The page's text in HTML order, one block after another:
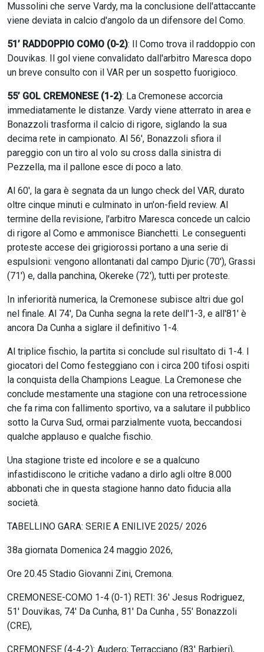
Mussolini che serve Vardy, ma la conclusione dell'attaccante
viene deviata in calcio d'angolo da un difensore del Como.
51’ RADDOPPIO COMO (0-2): Il Como trova il raddoppio con
Douvikas. Il gol viene convalidato dall'arbitro Maresca dopo
un breve consulto con il VAR per un sospetto fuorigioco.
55’ GOL CREMONESE (1-2): La Cremonese accorcia
immediatamente le distanze. Vardy viene atterrato in area e
Bonazzoli trasforma il calcio di rigore, siglando la sua
decima rete in campionato. Al 56', Bonazzoli sfiora il
pareggio con un tiro al volo su cross dalla sinistra di
Pezzella, ma il pallone esce di poco a lato.
Al 60', la gara è segnata da un lungo check del VAR, durato
oltre cinque minuti e culminato in un'on-field review. Al
termine della revisione, l'arbitro Maresca concede un calcio
di rigore al Como e ammonisce Bianchetti. Le conseguenti
proteste accese dei grigiorossi portano a una serie di
espulsioni: vengono allontanati dal campo Djuric (70'), Grassi
(71') e, dalla panchina, Okereke (72'), tutti per proteste.
In inferiorità numerica, la Cremonese subisce altri due gol
nel finale. Al 74', Da Cunha segna la rete dell'1-3, e all'81' è
ancora Da Cunha a siglare il definitivo 1-4.
Al triplice fischio, la partita si conclude sul risultato di 1-4. I
giocatori del Como festeggiano con i circa 200 tifosi ospiti
la conquista della Champions League. La Cremonese che
conclude mestamente una stagione con una retrocessione
che fa rima con fallimento sportivo, va a salutare il pubblico
sotto la Curva Sud, ormai parzialmente vuota, beccandosi
qualche applauso e qualche fischio.
Una stagione triste ed incolore e se a qualcuno
infastidiscono le critiche vadano a dirlo agli oltre 8.000
abbonati che in questa stagione hanno dato fiducia alla
società.
TABELLINO GARA: SERIE A ENILIVE 2025/ 2026
38a giornata Domenica 24 maggio 2026,
Ore 20.45 Stadio Giovanni Zini, Cremona.
CREMONESE-COMO 1-4 (0-1) RETI: 36′ Jesus Rodriguez,
51′ Douvikas, 74′ Da Cunha, 81′ Da Cunha , 55′ Bonazzoli
(CRE),
CREMONESE (4-4-2): Audero; Terracciano (83′ Barbieri),